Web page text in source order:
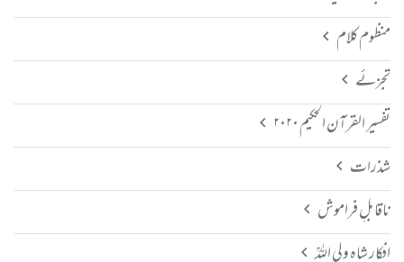
منظوم کلام
تجزئے
تفسیر القرآن الحکیم ۲۰۲۰
شذرات
ناقابلِ فراموش
افکار شاہ ولی اللہؒ